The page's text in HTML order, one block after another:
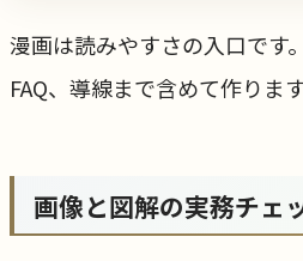
漫画は読みやすさの入口です
FAQ、導線まで含めて作ります
画像と図解の実務チェ